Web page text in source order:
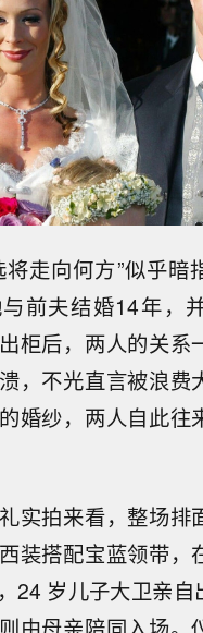
将走向何方”似乎暗
前夫结婚14年，
柜后，两人的关系
，不光直言被浪费
婚纱，两人自此往
实拍来看，整场排
装搭配宝蓝领带，
24 岁儿子大卫亲自